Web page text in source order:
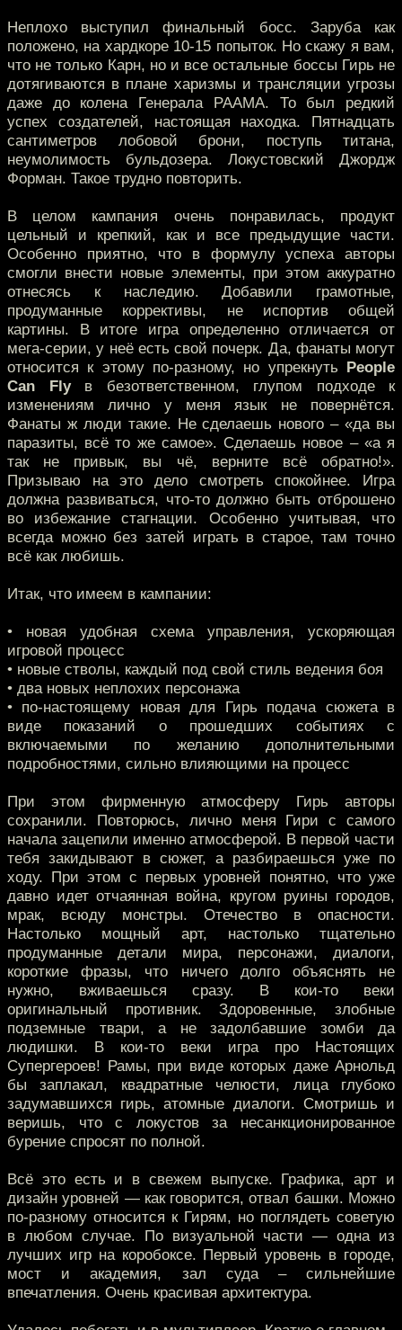
Неплохо выступил финальный босс. Заруба как
положено, на хардкоре 10-15 попыток. Но скажу я вам,
что не только Карн, но и все остальные боссы Гирь не
дотягиваются в плане харизмы и трансляции угрозы
даже до колена Генерала РААМА. То был редкий
успех создателей, настоящая находка. Пятнадцать
сантиметров лобовой брони, поступь титана,
неумолимость бульдозера. Локустовский Джордж
Форман. Такое трудно повторить.
В целом кампания очень понравилась, продукт
цельный и крепкий, как и все предыдущие части.
Особенно приятно, что в формулу успеха авторы
смогли внести новые элементы, при этом аккуратно
отнесясь к наследию. Добавили грамотные,
продуманные коррективы, не испортив общей
картины. В итоге игра определенно отличается от
мега-серии, у неё есть свой почерк. Да, фанаты могут
относится к этому по-разному, но упрекнуть People
Can Flyв безответственном, глупом подходе к
изменениям лично у меня язык не повернётся.
Фанаты ж люди такие. Не сделаешь нового – «да вы
паразиты, всё то же самое». Сделаешь новое – «а я
так не привык, вы чё, верните всё обратно!».
Призываю на это дело смотреть спокойнее. Игра
должна развиваться, что-то должно быть отброшено
во избежание стагнации. Особенно учитывая, что
всегда можно без затей играть в старое, там точно
всё как любишь.
Итак, что имеем в кампании:
• новая удобная схема управления, ускоряющая
игровой процесс
• новые стволы, каждый под свой стиль ведения боя
• два новых неплохих персонажа
• по-настоящему новая для Гирь подача сюжета в
виде показаний о прошедших событиях с
включаемыми по желанию дополнительными
подробностями, сильно влияющими на процесс
При этом фирменную атмосферу Гирь авторы
сохранили. Повторюсь, лично меня Гири с самого
начала зацепили именно атмосферой. В первой части
тебя закидывают в сюжет, а разбираешься уже по
ходу. При этом с первых уровней понятно, что уже
давно идет отчаянная война, кругом руины городов,
мрак, всюду монстры. Отечество в опасности.
Настолько мощный арт, настолько тщательно
продуманные детали мира, персонажи, диалоги,
короткие фразы, что ничего долго объяснять не
нужно, вживаешься сразу. В кои-то веки
оригинальный противник. Здоровенные, злобные
подземные твари, а не задолбавшие зомби да
людишки. В кои-то веки игра про Настоящих
Супергероев! Рамы, при виде которых даже Арнольд
бы заплакал, квадратные челюсти, лица глубоко
задумавшихся гирь, атомные диалоги. Смотришь и
веришь, что с локустов за несанкционированное
бурение спросят по полной.
Всё это есть и в свежем выпуске. Графика, арт и
дизайн уровней — как говорится, отвал башки. Можно
по-разному относится к Гирям, но поглядеть советую
в любом случае. По визуальной части — одна из
лучших игр на коробоксе. Первый уровень в городе,
мост и академия, зал суда – сильнейшие
впечатления. Очень красивая архитектура.